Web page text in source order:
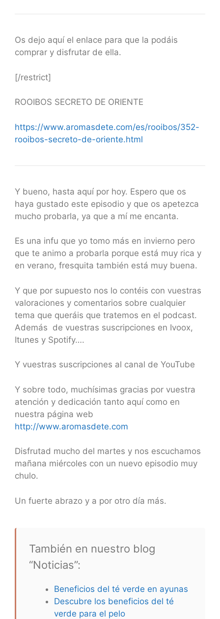
Os dejo aquí el enlace para que la podáis
comprar y disfrutar de ella.
[/restrict]
ROOIBOS SECRETO DE ORIENTE
https://www.aromasdete.com/es/rooibos/352-
rooibos-secreto-de-oriente.html
Y bueno, hasta aquí por hoy. Espero que os
haya gustado este episodio y que os apetezca
mucho probarla, ya que a mí me encanta.
Es una infu que yo tomo más en invierno pero
que te animo a probarla porque está muy rica y
en verano, fresquita también está muy buena.
Y que por supuesto nos lo contéis con vuestras
valoraciones y comentarios sobre cualquier
tema que queráis que tratemos en el podcast.
Además de vuestras suscripciones en Ivoox,
Itunes y Spotify….
Y vuestras suscripciones al canal de YouTube
Y sobre todo, muchísimas gracias por vuestra
atención y dedicación tanto aquí como en
nuestra página web
http://www.aromasdete.com
Disfrutad mucho del martes y nos escuchamos
mañana miércoles con un nuevo episodio muy
chulo.
Un fuerte abrazo y a por otro día más.
También en nuestro blog
“Noticias”:
Beneficios del té verde en ayunas
Descubre los beneficios del té
verde para el pelo